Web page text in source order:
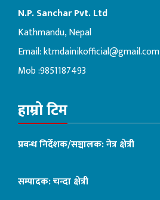
N.P. Sanchar Pvt. Ltd
Kathmandu, Nepal
Email:ktmdainikofficial@gmail.com
Mob :9851187493
हाम्रो टिम
प्रबन्ध निर्देशक/सञ्चालक: नेत्र क्षेत्री
सम्पादक: चन्दा क्षेत्री